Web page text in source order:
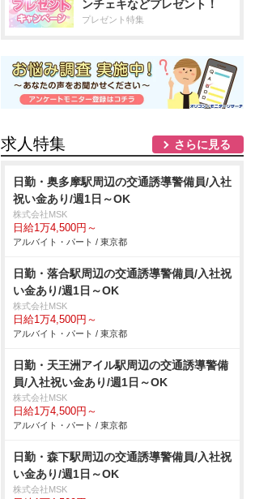
ンチェキなどプレゼント！
プレゼント特集
求人特集 さらに見る
日勤・奥多摩駅周辺の交通誘導警備員/入社
祝い金あり/週1日～OK
株式会社MSK
日給1万4,500円～
アルバイト・パート / 東京都
日勤・落合駅周辺の交通誘導警備員/入社祝
い金あり/週1日～OK
株式会社MSK
日給1万4,500円～
アルバイト・パート / 東京都
日勤・天王洲アイル駅周辺の交通誘導警備
員/入社祝い金あり/週1日～OK
株式会社MSK
日給1万4,500円～
アルバイト・パート / 東京都
日勤・森下駅周辺の交通誘導警備員/入社祝
い金あり/週1日～OK
株式会社MSK